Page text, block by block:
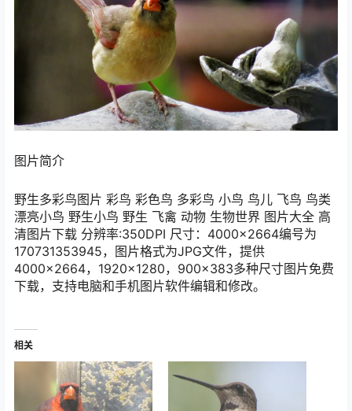
图片简介
野生多彩鸟图片 彩鸟 彩色鸟 多彩鸟 小鸟 鸟儿 飞鸟 鸟类
漂亮小鸟 野生小鸟 野生 飞禽 动物 生物世界 图片大全 高
清图片下载 分辨率:350DPI 尺寸：4000×2664编号为
170731353945，图片格式为JPG文件，提供
4000×2664，1920×1280，900×383多种尺寸图片免费
下载，支持电脑和手机图片软件编辑和修改。
相关